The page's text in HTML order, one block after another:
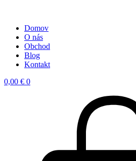
Domov
O nás
Obchod
Blog
Kontakt
0,00 € 0